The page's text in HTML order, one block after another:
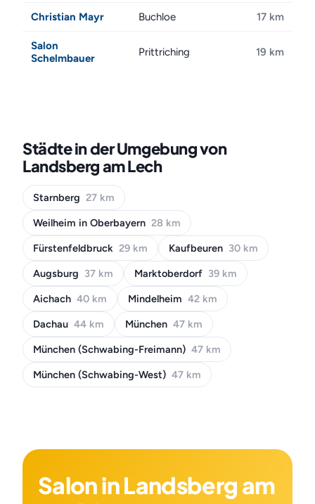
Christian Mayr Buchloe 17 km
Salon
Schelmbauer
Prittriching 19 km
Städte in der Umgebung von
Landsberg am Lech
Starnberg 27 km
Weilheim in Oberbayern 28 km
Fürstenfeldbruck 29 km Kaufbeuren 30 km
Augsburg 37 km Marktoberdorf 39 km
Aichach 40 km Mindelheim 42 km
Dachau 44 km München 47 km
München (Schwabing-Freimann) 47 km
München (Schwabing-West) 47 km
Salon in Landsberg am